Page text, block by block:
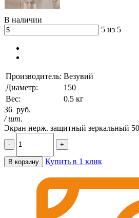
В наличии
5 из 5
Производитель: Везувий
Диаметр:
150
Вес:
0.5 кг
36 руб.
/ шт.
Экран нерж. защитный зеркальный
- +
В корзину Купить в 1 клик